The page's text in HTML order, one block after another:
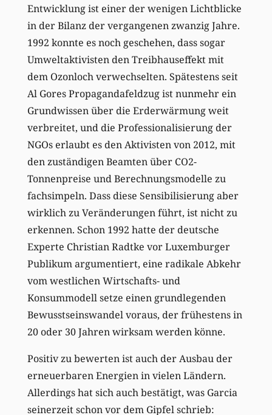
Entwicklung ist einer der wenigen Lichtblicke
in der Bilanz der vergangenen zwanzig Jahre.
1992 konnte es noch geschehen, dass sogar
Umweltaktivisten den Treibhauseffekt mit
dem Ozonloch verwechselten. Spätestens seit
Al Gores Propagandafeldzug ist nunmehr ein
Grundwissen über die Erderwärmung weit
verbreitet, und die Professionalisierung der
NGOs erlaubt es den Aktivisten von 2012, mit
den zuständigen Beamten über CO2-
Tonnenpreise und Berechnungsmodelle zu
fachsimpeln. Dass diese Sensibilisierung aber
wirklich zu Veränderungen führt, ist nicht zu
erkennen. Schon 1992 hatte der deutsche
Experte Christian Radtke vor Luxemburger
Publikum argumentiert, eine radikale Abkehr
vom westlichen Wirtschafts- und
Konsummodell setze einen grundlegenden
Bewusstseinswandel voraus, der frühestens in
20 oder 30 Jahren wirksam werden könne.
Positiv zu bewerten ist auch der Ausbau der
erneuerbaren Energien in vielen Ländern.
Allerdings hat sich auch bestätigt, was Garcia
seinerzeit schon vor dem Gipfel schrieb: